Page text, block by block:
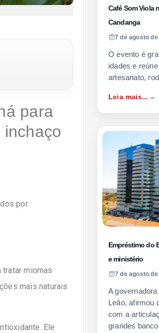
para
por
tratar miomas
mais naturais
Ele
Café Som Viola
Candanga
7 de agosto
O evento é
idades e
artesanato,
Leia mais...
Empréstimo do
e ministério
7 de agosto
A
Leão, afirmou
com a
grandes